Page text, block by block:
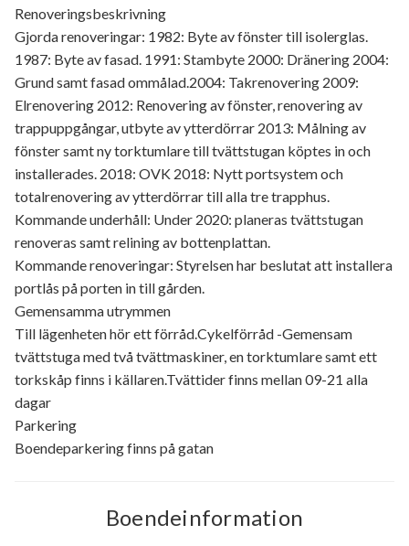
Renoveringsbeskrivning
Gjorda renoveringar: 1982: Byte av fönster till isolerglas.
1987: Byte av fasad. 1991: Stambyte 2000: Dränering 2004:
Grund samt fasad ommålad.2004: Takrenovering 2009:
Elrenovering 2012: Renovering av fönster, renovering av
trappuppgångar, utbyte av ytterdörrar 2013: Målning av
fönster samt ny torktumlare till tvättstugan köptes in och
installerades. 2018: OVK 2018: Nytt portsystem och
totalrenovering av ytterdörrar till alla tre trapphus.
Kommande underhåll: Under 2020: planeras tvättstugan
renoveras samt relining av bottenplattan.
Kommande renoveringar: Styrelsen har beslutat att installera
portlås på porten in till gården.
Gemensamma utrymmen
Till lägenheten hör ett förråd.Cykelförråd -Gemensam
tvättstuga med två tvättmaskiner, en torktumlare samt ett
torkskåp finns i källaren.Tvättider finns mellan 09-21 alla
dagar
Parkering
Boendeparkering finns på gatan
Boendeinformation